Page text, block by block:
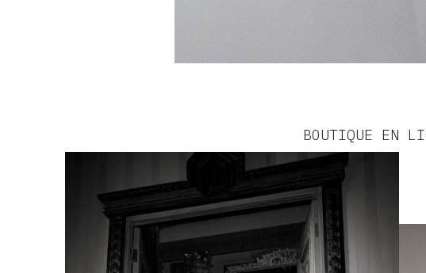
BOUTIQUE EN